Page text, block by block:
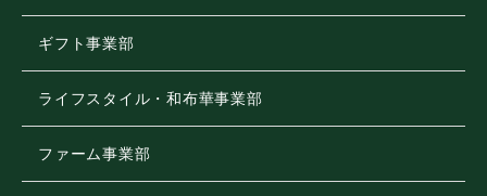
ギフト事業部
ライフスタイル・和布華事業部
ファーム事業部